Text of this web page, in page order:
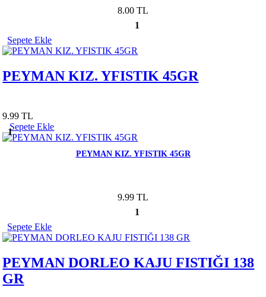
8.00 TL
1
Sepete Ekle
PEYMAN KIZ. YFISTIK 45GR
9.99 TL
1
Sepete Ekle
PEYMAN KIZ. YFISTIK 45GR
9.99 TL
1
Sepete Ekle
PEYMAN DORLEO KAJU FISTIĞI 138
GR